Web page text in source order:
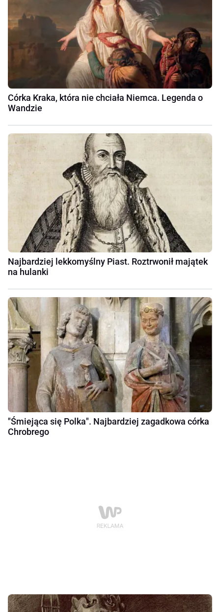
Córka Kraka, która nie chciała Niemca. Legenda o
Wandzie
Najbardziej lekkomyślny Piast. Roztrwonił majątek
na hulanki
"Śmiejąca się Polka". Najbardziej zagadkowa córka
Chrobrego